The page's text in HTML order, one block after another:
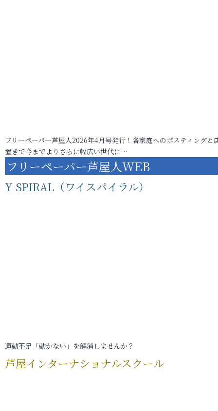
フリーペーパー芦屋人2026年4月号発行！各家庭へのポスティングと
置きで今までよりさらに幅広い世代に…
フリーペーパー芦屋人WEB
Y-SPIRAL（ワイスパイラル）
運動不足「動かない」を解消しませんか？
芦屋インターナショナルスクール